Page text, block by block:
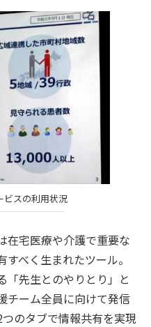
ビスの利用状況
在宅医療や介護で重要な
べく生まれたツール。
「先生とのやりとり」と
チーム全員に向けて発信
のタブで情報共有を実現